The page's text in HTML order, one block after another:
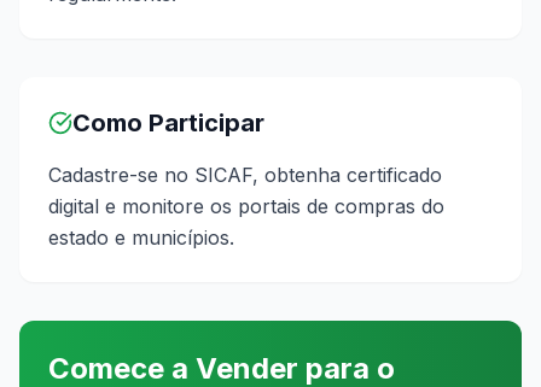
Como Participar
Cadastre-se no SICAF, obtenha certificado
digital e monitore os portais de compras do
estado e municípios.
Comece a Vender para o